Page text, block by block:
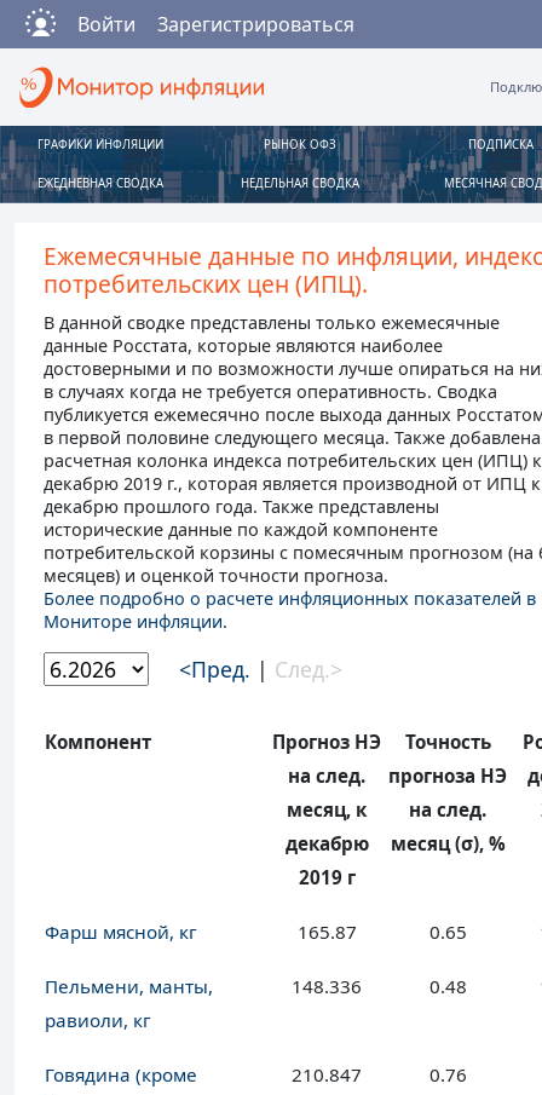
Войти Зарегистрироваться
ГРАФИКИ ИНФЛЯЦИИ РЫНОК ОФЗ ПОДПИСКА
ЕЖЕДНЕВНАЯ СВОДКА НЕДЕЛЬНАЯ СВОДКА МЕСЯЧНАЯ
Ежемесячные данные по инфляции, индекс
потребительских цен (ИПЦ).
В данной сводке представлены только ежемесячные
данные Росстата, которые являются наиболее
достоверными и по возможности лучше опираться на
в случаях когда не требуется оперативность. Сводка
публикуется ежемесячно после выхода данных
в первой половине следующего месяца. Также добавлена
расчетная колонка индекса потребительских цен (ИПЦ) к
декабрю 2019 г., которая является производной от ИПЦ к
декабрю прошлого года. Также представлены
исторические данные по каждой компоненте
потребительской корзины с помесячным прогнозом (на
месяцев) и оценкой точности прогноза.
Более подробно о расчете инфляционных показателей в
Мониторе инфляции.
<Пред. | След.>
Компонент
Прогноз НЭ
на след.
месяц, к
декабрю
2019 г
Точность
прогноза НЭ
на след.
месяц (σ), %
Фарш мясной, кг 165.87 0.65
Пельмени, манты,
равиоли, кг
148.336 0.48
Говядина (кроме
210.847 0.76